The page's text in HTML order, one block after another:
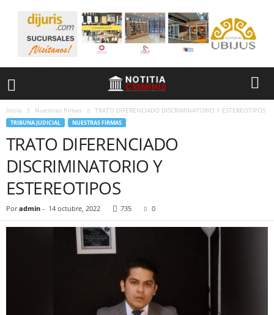
Inicio Nuestras firmas TRATO DIFERENCIADO DISCRIMINATORIO Y ESTEREOTIPOS
TRIBUNA JUDICIAL NUESTRAS FIRMAS
TRATO DIFERENCIADO
DISCRIMINATORIO Y
ESTEREOTIPOS
Por admin - 14 octubre, 2022 735 0